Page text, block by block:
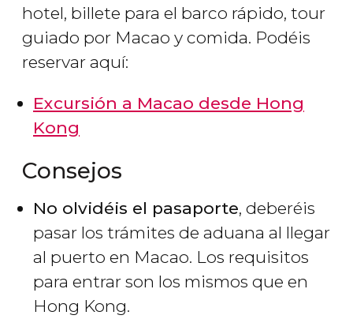
hotel, billete para el barco rápido, tour
guiado por Macao y comida. Podéis
reservar aquí:
Excursión a Macao desde Hong
Kong
Consejos
No olvidéis el pasaporte, deberéis
pasar los trámites de aduana al llegar
al puerto en Macao. Los requisitos
para entrar son los mismos que en
Hong Kong.